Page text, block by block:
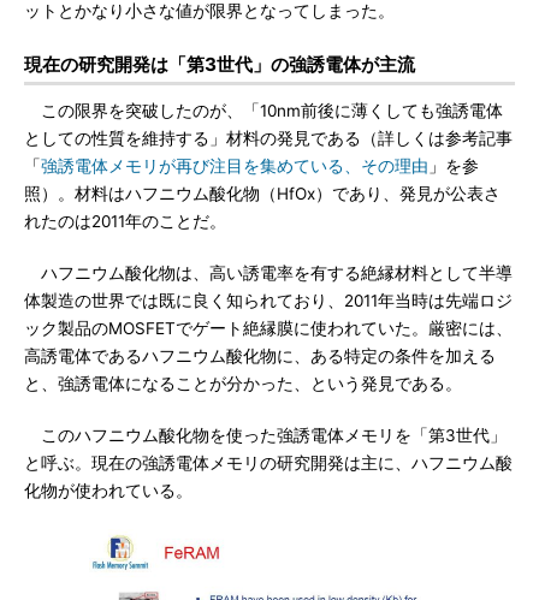
ットとかなり小さな値が限界となってしまった。
現在の研究開発は「第3世代」の強誘電体が主流
この限界を突破したのが、「10nm前後に薄くしても強誘電体
としての性質を維持する」材料の発見である（詳しくは参考記事
「強誘電体メモリが再び注目を集めている、その理由 」を参
照）。材料はハフニウム酸化物（HfOx）であり、発見が公表さ
れたのは2011年のことだ。
ハフニウム酸化物は、高い誘電率を有する絶縁材料として半導
体製造の世界では既に良く知られており、2011年当時は先端ロジ
ック製品のMOSFETでゲート絶縁膜に使われていた。厳密には、
高誘電体であるハフニウム酸化物に、ある特定の条件を加える
と、強誘電体になることが分かった、という発見である。
このハフニウム酸化物を使った強誘電体メモリを「第3世代」
と呼ぶ。現在の強誘電体メモリの研究開発は主に、ハフニウム酸
化物が使われている。